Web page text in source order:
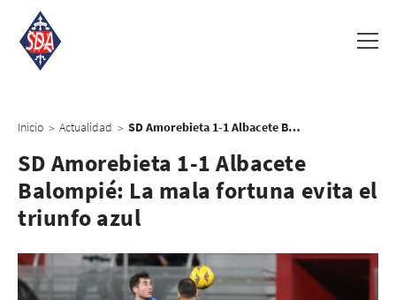
Inicio > Actualidad > SD Amorebieta 1-1 Albacete Balompié: La mala fortuna evita el triunfo azul
SD Amorebieta 1-1 Albacete
Balompié: La mala fortuna evita el
triunfo azul